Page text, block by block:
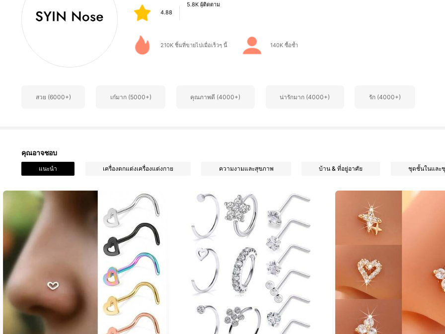
a***1
5.8K ผู้ติดตาม
5.8K ผู้ติดตาม
210K ชิ้นที่ขายไปเมื่อเร็วๆ นี้ 140K ซื้อซ้ำ
สวย (6000+) เก๋มาก (5000+) คุณภาพดี (4000+) น่ารักมาก (4000+) รัก (4000+)
คุณอาจชอบ
แนะนำ เครื่องตกแต่งเครื่องแต่งกาย ความงามและสุขภาพ บ้าน & ที่อยู่อาศัย ชุดชั้นในและ